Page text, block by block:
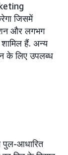
जिसमें
और लगभग
हैं. अन्य
के लिए उपलब्ध
पुल-आधारित